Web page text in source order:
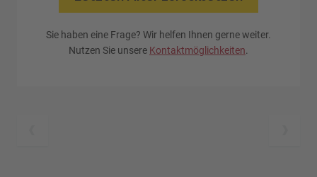
Sie haben eine Frage? Wir helfen Ihnen gerne weiter.
Nutzen Sie unsere Kontaktmöglichkeiten.